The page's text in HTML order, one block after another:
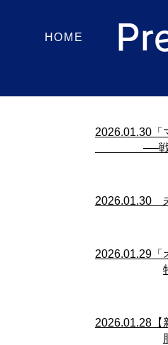
HOME
​​2026.01.30「
──戦後最
​​2026.01.30
​​2026.01.29「
​​2026.01.28【